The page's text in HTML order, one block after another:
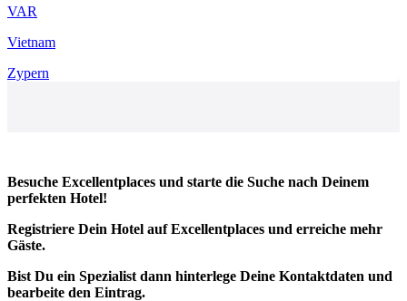
VAR
Vietnam
Zypern
Besuche Excellentplaces und starte die Suche nach Deinem
perfekten Hotel!
Registriere Dein Hotel auf Excellentplaces und erreiche mehr
Gäste.
Bist Du ein Spezialist dann hinterlege Deine Kontaktdaten und
bearbeite den Eintrag.